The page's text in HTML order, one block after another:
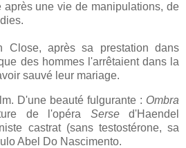
une vie de manipulations, de
Close, après sa prestation dans
des hommes l'arrêtaient dans la
sauvé leur mariage.
D'une beauté fulgurante : Ombra
de l'opéra Sersed'Haendel
castrat (sans testostérone, sa
Abel Do Nascimento.